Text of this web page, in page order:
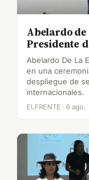
Abelardo de
Presidente
Abelardo De La
en una
despliegue de
internacionales.
ELFRENTE · 6 ago.